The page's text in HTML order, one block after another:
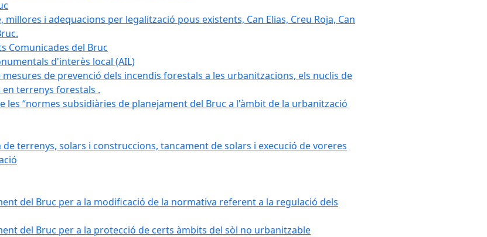
i adequacions per legalització pous existents, Can Elias, Creu Roja, Can
Comunicades del Bruc
d'interès local (AIL)
de prevenció dels incendis forestals a les urbanitzacions, els nuclis de
en terrenys forestals .
“normes subsidiàries de planejament del Bruc a l'àmbit de la urbanització
terrenys, solars i construccions, tancament de solars i execució de voreres
del Bruc per a la modificació de la normativa referent a la regulació dels
del Bruc per a la protecció de certs àmbits del sòl no urbanitzable